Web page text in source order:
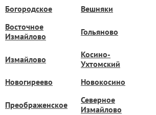
Богородское Вешняки
Восточное
Измайлово
Гольяново
Измайлово
Косино-
Ухтомский
Новогиреево Новокосино
Преображенское
Северное
Измайлово